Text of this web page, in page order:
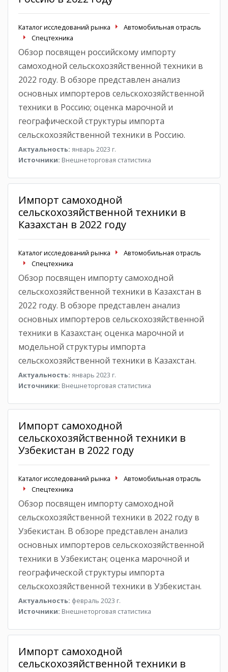
Каталог исследований рынка
Автомобильная отрасль
Спецтехника
Обзор посвящен российскому импорту
самоходной сельскохозяйственной техники в
2022 году. В обзоре представлен анализ
основных импортеров сельскохозяйственной
техники в Россию; оценка марочной и
географической структуры импорта
сельскохозяйственной техники в Россию.
Актуальность: январь 2023 г.
Источники: Внешнеторговая статистика
Импорт самоходной
сельскохозяйственной техники в
Казахстан в 2022 году
Каталог исследований рынка
Автомобильная отрасль
Спецтехника
Обзор посвящен импорту самоходной
сельскохозяйственной техники в Казахстан в
2022 году. В обзоре представлен анализ
основных импортеров сельскохозяйственной
техники в Казахстан; оценка марочной и
модельной структуры импорта
сельскохозяйственной техники в Казахстан.
Актуальность: январь 2023 г.
Источники: Внешнеторговая статистика
Импорт самоходной
сельскохозяйственной техники в
Узбекистан в 2022 году
Каталог исследований рынка
Автомобильная отрасль
Спецтехника
Обзор посвящен импорту самоходной
сельскохозяйственной техники в 2022 году в
Узбекистан. В обзоре представлен анализ
основных импортеров сельскохозяйственной
техники в Узбекистан; оценка марочной и
географической структуры импорта
сельскохозяйственной техники в Узбекистан.
Актуальность: февраль 2023 г.
Источники: Внешнеторговая статистика
Импорт самоходной
сельскохозяйственной техники в